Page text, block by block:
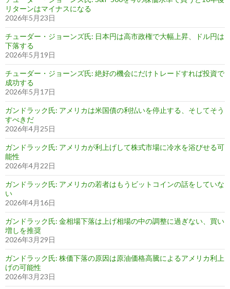
リターンはマイナスになる
2026年5月23日
チューダー・ジョーンズ氏: 日本円は高市政権で大幅上昇、ドル円は
下落する
2026年5月19日
チューダー・ジョーンズ氏: 絶好の機会にだけトレードすれば投資で
成功する
2026年5月17日
ガンドラック氏: アメリカは米国債の利払いを停止する、そしてそう
すべきだ
2026年4月25日
ガンドラック氏: アメリカが利上げして株式市場に冷水を浴びせる可
能性
2026年4月22日
ガンドラック氏: アメリカの若者はもうビットコインの話をしていな
い
2026年4月16日
ガンドラック氏: 金相場下落は上げ相場の中の調整に過ぎない、買い
増しを推奨
2026年3月29日
ガンドラック氏: 株価下落の原因は原油価格高騰によるアメリカ利上
げの可能性
2026年3月23日